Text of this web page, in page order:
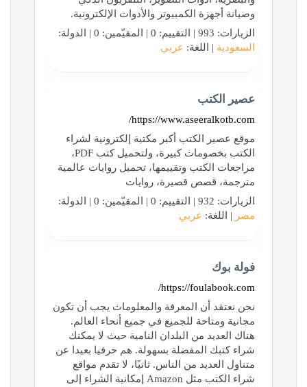
وصيانة أجهزة الكمبيوتر والأدوات الإلكترونية.
الزيارات: 993 | التقييم: 0 | المقيّمين: 0 | الدولة:
السعودية | اللغة: عربي
عصير الكتب
https://www.aseeralkotb.com/
موقع عصير الكتب أكبر مكتبة إلكترونية لشراء
الكتب بخصومات كبيرة، ولتحميل كتب ‏PDF،
مراجعات الكتب وتقييمها، تحميل ‏روايات عالمية
مترجمة، قصص قصيرة، روايات
الزيارات: 932 | التقييم: 0 | المقيّمين: 0 | الدولة:
مصر | اللغة: عربي
فولة بوك
https://foulabook.com/
نحن نعتقد أن المعرفة والمعلومات يجب أن تكون
مجانية ومتاحة للجميع في جميع أنحاء العالم.
هناك العديد من البلدان النامية حيث لا يمكنك
شراء كتبك المفضلة بسهولة. هم حرفيا بعيدا عن
متناول العديد من الناس. ثانيًا، لا تقدم مواقع
شراء الكتب مثل Amazon إمكانية الشراء إلى